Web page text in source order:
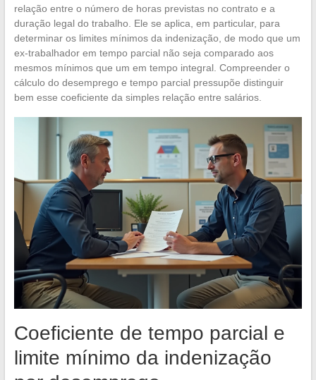
relação entre o número de horas previstas no contrato e a
duração legal do trabalho. Ele se aplica, em particular, para
determinar os limites mínimos da indenização, de modo que um
ex-trabalhador em tempo parcial não seja comparado aos
mesmos mínimos que um em tempo integral. Compreender o
cálculo do desemprego e tempo parcial pressupõe distinguir
bem esse coeficiente da simples relação entre salários.
Coeficiente de tempo parcial e
limite mínimo da indenização